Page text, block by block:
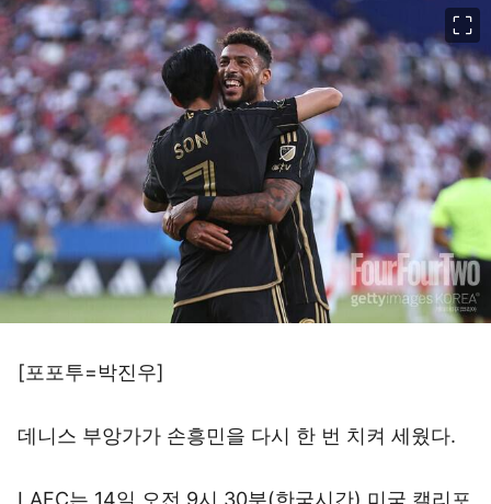
[포포투=박진우]
데니스 부앙가가 손흥민을 다시 한 번 치켜 세웠다.
LAFC는 14일 오전 9시 30분(한국시간) 미국 캘리포